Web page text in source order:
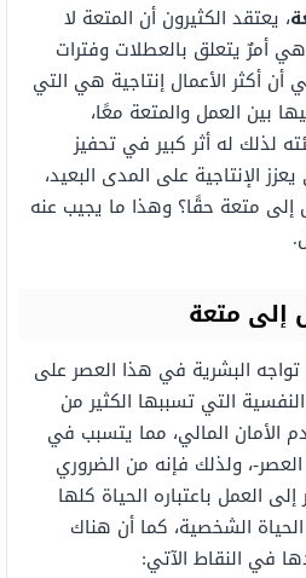
، يعتقد الكثيرون أن المتعة لا
أمرٌ يتعلق بالعطلات وفترات
أكثر الأعمال إنتاجية هي التي
بين العمل والمتعة معًا،
لذلك له أثر كبير في تحفيز
الإنتاجية على المدى البعيد،
متعة حقًا؟ وهذا ما يجيب عنه
إلى متعة
البشرية في هذا العصر على
التي تسببها الكثير من
الأمان المالي، مما يتسبب في
، ولذلك فإنه من الضروري
العمل باعتباره الحياة كلها
الشخصية، كما أن هناك
في النقاط الآتي: